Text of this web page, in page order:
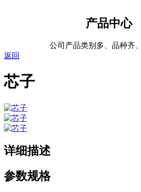
产品中心
公司产品类别多、品种齐
返回
芯子
详细描述
参数规格